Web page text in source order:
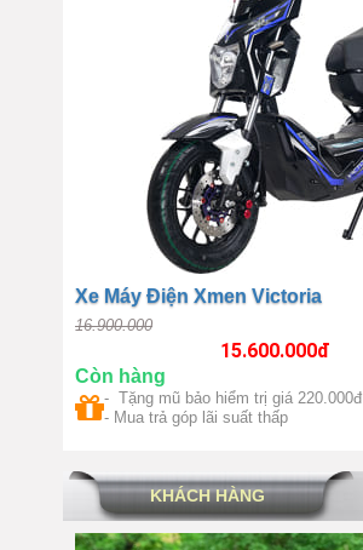
Xe Máy Điện Xmen Victoria
16.900.000
15.600.000đ
Còn hàng
- Tặng mũ bảo hiểm trị giá 220.000đ
- Mua trả góp lãi suất thấp
KHÁCH HÀNG